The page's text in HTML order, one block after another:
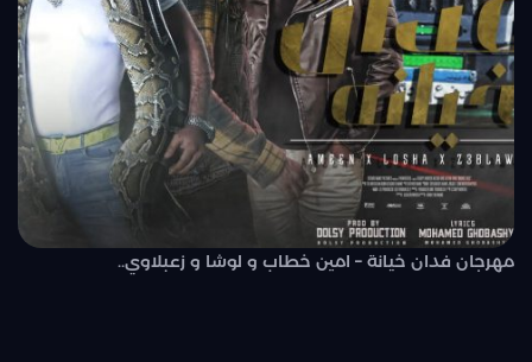
مهرجان فدان خيانة – امين خطاب و لوشا و زعبلاوي..